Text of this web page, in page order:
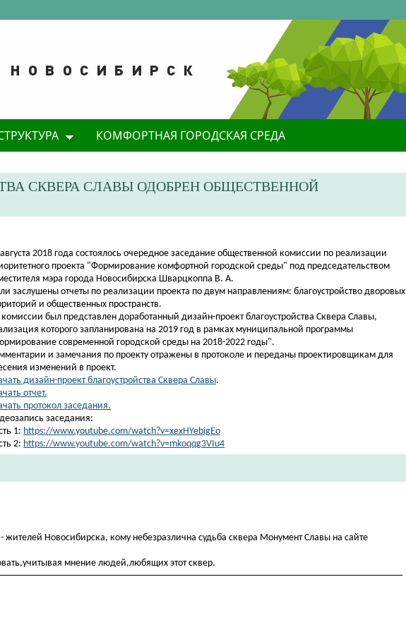
КОМФОРТНАЯ ГОРОДСКАЯ СРЕДА
СКВЕРА СЛАВЫ ОДОБРЕН ОБЩЕСТВЕННОЙ
2018 года состоялось очередное заседание общественной комиссии по реализации
проекта "Формирование комфортной городской среды" под председательством
мэра города Новосибирска Шварцкоппа В. А.
заслушены отчеты по реализации проекта по двум направлениям: благоустройство дворовых
и общественных пространств.
был представлен доработанный дизайн-проект благоустройства Сквера Славы,
которого запланирована на 2019 год в рамках муниципальной программы
современной городской среды на 2018-2022 годы".
и замечания по проекту отражены в протоколе и переданы проектировщикам для
изменений в проект.
дизайн-проект благоустройства Сквера Славы.
отчет.
протокол заседания.
заседания:
1: https://www.youtube.com/watch?v=xexHYebigEo
2: https://www.youtube.com/watch?v=mkoqqg3VIu4
Новосибирска, кому небезразлична судьба сквера Монумент Славы на сайте
мнение людей,любящих этот сквер.